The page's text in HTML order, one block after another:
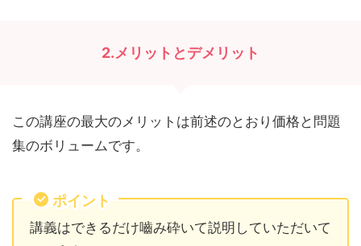
2.メリットとデメリット
この講座の最大のメリットは前述のとおり価格と問題
集のボリュームです。
ポイント
講義はできるだけ嚙み砕いて説明していただいて